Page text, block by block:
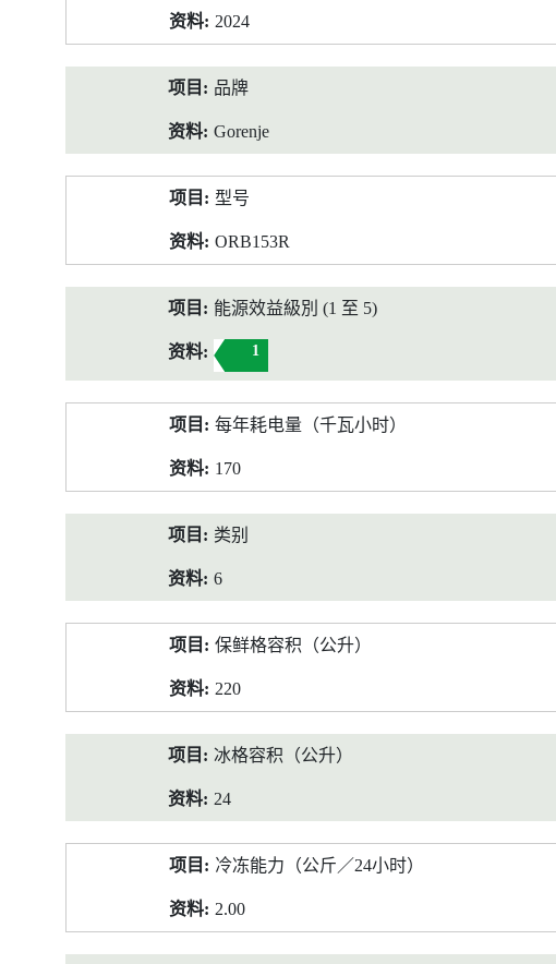
2024
品牌
Gorenje
型号
ORB153R
能源效益級別 (1 至 5)
1
每年耗电量（千瓦小时）
170
类别
6
保鲜格容积（公升）
220
冰格容积（公升）
24
冷冻能力（公斤／24小时）
2.00